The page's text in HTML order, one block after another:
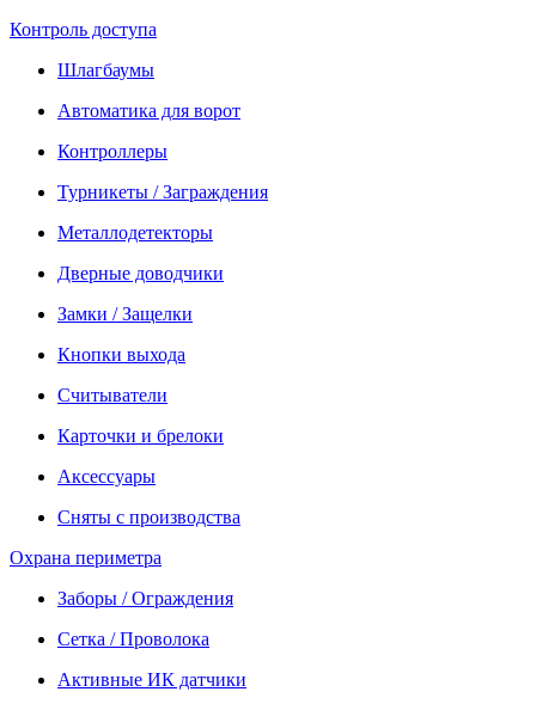
Контроль доступа
Шлагбаумы
Автоматика для ворот
Контроллеры
Турникеты / Заграждения
Металлодетекторы
Дверные доводчики
Замки / Защелки
Кнопки выхода
Считыватели
Карточки и брелоки
Аксессуары
Сняты с производства
Охрана периметра
Заборы / Ограждения
Сетка / Проволока
Активные ИК датчики